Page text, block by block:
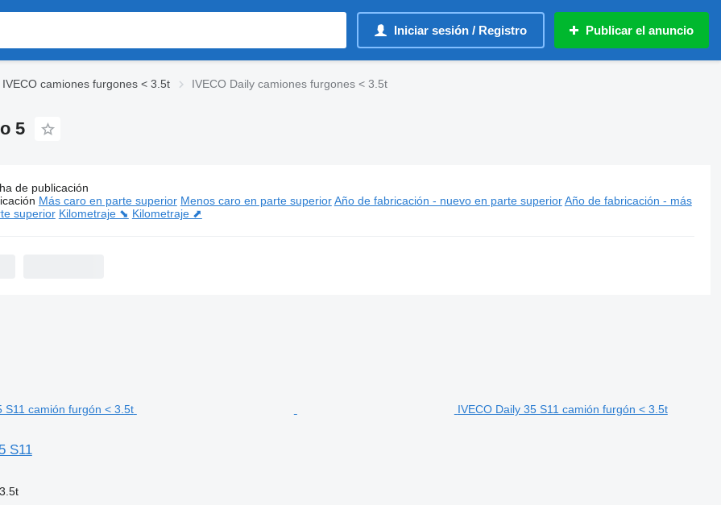
Iniciar sesión / Registro Publicar el anuncio
IVECO camiones furgones < 3.5t IVECO Daily camiones furgones < 3.5t
5
IVECO Daily camiones furgones < 3.5t
de publicación
Más caro en parte superior Menos caro en parte superior Año de fabricación - nuevo en parte superior Año de fabricación - más
superior Kilometraje ⬊ Kilometraje ⬈
IVECO Daily 35 S11 camión furgón < 3.5t
S11